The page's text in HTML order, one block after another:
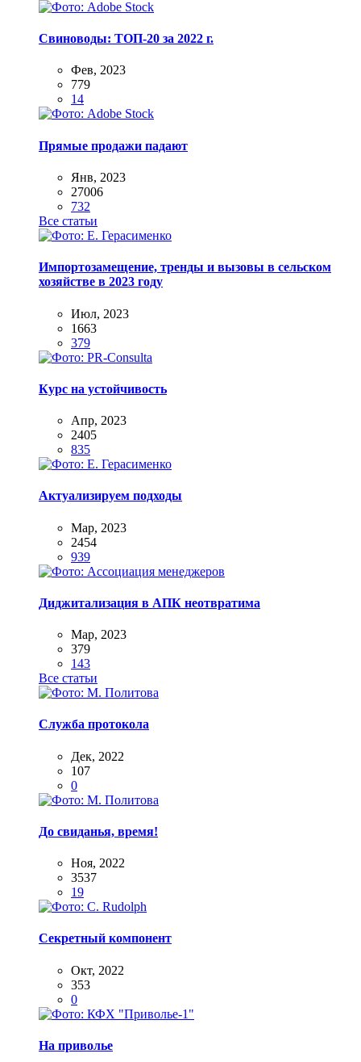
Свиноводы: ТОП-20 за 2022 г.
Фев, 2023
779
14
Прямые продажи падают
Янв, 2023
27006
732
Все статьи
Импортозамещение, тренды и вызовы в сельском
хозяйстве в 2023 году
Июл, 2023
1663
379
Курс на устойчивость
Апр, 2023
2405
835
Актуализируем подходы
Мар, 2023
2454
939
Диджитализация в АПК неотвратима
Мар, 2023
379
143
Все статьи
Служба протокола
Дек, 2022
107
0
До свиданья, время!
Ноя, 2022
3537
19
Секретный компонент
Окт, 2022
353
0
На приволье